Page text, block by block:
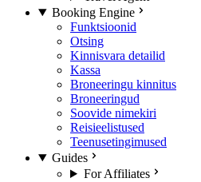
Booking Engine
Funktsioonid
Otsing
Kinnisvara detailid
Kassa
Broneeringu kinnitus
Broneeringud
Soovide nimekiri
Reisieelistused
Teenusetingimused
Guides
For Affiliates